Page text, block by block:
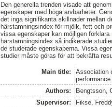
Den generella trenden visade att
egenskaper med höga arvbarheter.
det inga signifikanta skillnader mellan
härstamningsindex för mjölk, fett och
vissa egenskaper kan möjligen
härstamningsindex så indikerade
de studerade egenskaperna. Vissa
studier måste göras för att bekräfta
Main title:
Association
Authors:
Bengtsson,
Supervisor:
Fikse,